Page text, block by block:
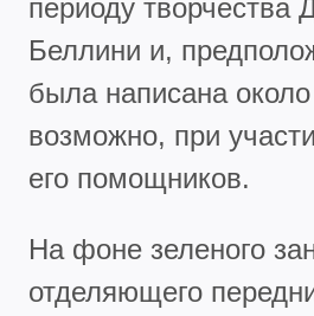
периоду творчества
Беллини и,
была написана около
возможно, при
его помощников.
На фоне зеленого
отделяющего